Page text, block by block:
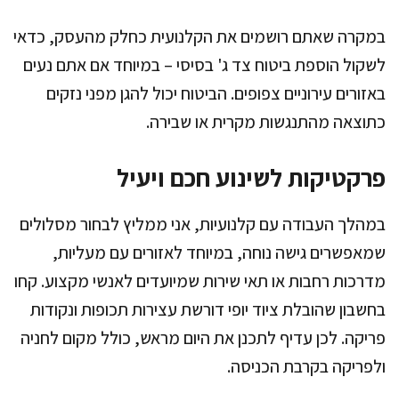
במקרה שאתם רושמים את הקלנועית כחלק מהעסק, כדאי
לשקול הוספת ביטוח צד ג' בסיסי – במיוחד אם אתם נעים
באזורים עירוניים צפופים. הביטוח יכול להגן מפני נזקים
כתוצאה מהתנגשות מקרית או שבירה.
פרקטיקות לשינוע חכם ויעיל
במהלך העבודה עם קלנועיות, אני ממליץ לבחור מסלולים
שמאפשרים גישה נוחה, במיוחד לאזורים עם מעליות,
מדרכות רחבות או תאי שירות שמיועדים לאנשי מקצוע. קחו
בחשבון שהובלת ציוד יופי דורשת עצירות תכופות ונקודות
פריקה. לכן עדיף לתכנן את היום מראש, כולל מקום לחניה
ולפריקה בקרבת הכניסה.